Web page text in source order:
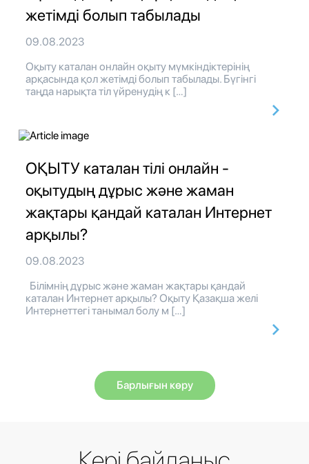
жетімді болып табылады
09.08.2023
Оқыту каталан онлайн оқыту мүмкіндіктерінің
арқасында қол жетімді болып табылады. Бүгінгі
таңда нарықта тіл үйренудің к […]
ОҚЫТУ каталан тілі онлайн -
оқытудың дұрыс және жаман
жақтары қандай каталан Интернет
арқылы?
09.08.2023
Білімнің дұрыс және жаман жақтары қандай
каталан Интернет арқылы? Оқыту Қазақша желі
Интернеттегі танымал болу м […]
Барлығын көру